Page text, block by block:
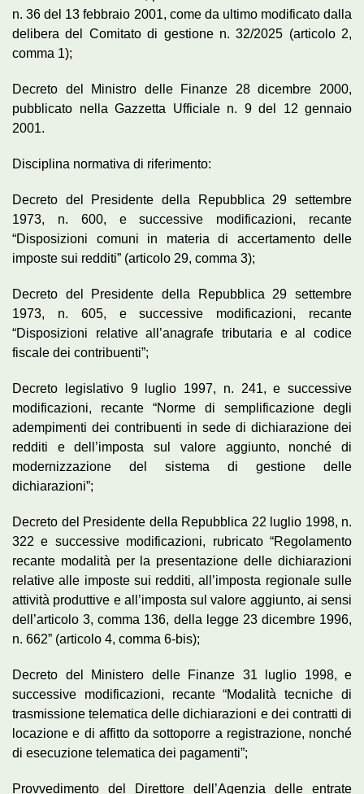
n. 36 del 13 febbraio 2001, come da ultimo modificato dalla
delibera del Comitato di gestione n. 32/2025 (articolo 2,
comma 1);
Decreto del Ministro delle Finanze 28 dicembre 2000,
pubblicato nella Gazzetta Ufficiale n. 9 del 12 gennaio
2001.
Disciplina normativa di riferimento:
Decreto del Presidente della Repubblica 29 settembre
1973, n. 600, e successive modificazioni, recante
“Disposizioni comuni in materia di accertamento delle
imposte sui redditi” (articolo 29, comma 3);
Decreto del Presidente della Repubblica 29 settembre
1973, n. 605, e successive modificazioni, recante
“Disposizioni relative all’anagrafe tributaria e al codice
fiscale dei contribuenti”;
Decreto legislativo 9 luglio 1997, n. 241, e successive
modificazioni, recante “Norme di semplificazione degli
adempimenti dei contribuenti in sede di dichiarazione dei
redditi e dell’imposta sul valore aggiunto, nonché di
modernizzazione del sistema di gestione delle
dichiarazioni”;
Decreto del Presidente della Repubblica 22 luglio 1998, n.
322 e successive modificazioni, rubricato “Regolamento
recante modalità per la presentazione delle dichiarazioni
relative alle imposte sui redditi, all’imposta regionale sulle
attività produttive e all’imposta sul valore aggiunto, ai sensi
dell’articolo 3, comma 136, della legge 23 dicembre 1996,
n. 662” (articolo 4, comma 6-bis);
Decreto del Ministero delle Finanze 31 luglio 1998, e
successive modificazioni, recante “Modalità tecniche di
trasmissione telematica delle dichiarazioni e dei contratti di
locazione e di affitto da sottoporre a registrazione, nonché
di esecuzione telematica dei pagamenti”;
Provvedimento del Direttore dell’Agenzia delle entrate